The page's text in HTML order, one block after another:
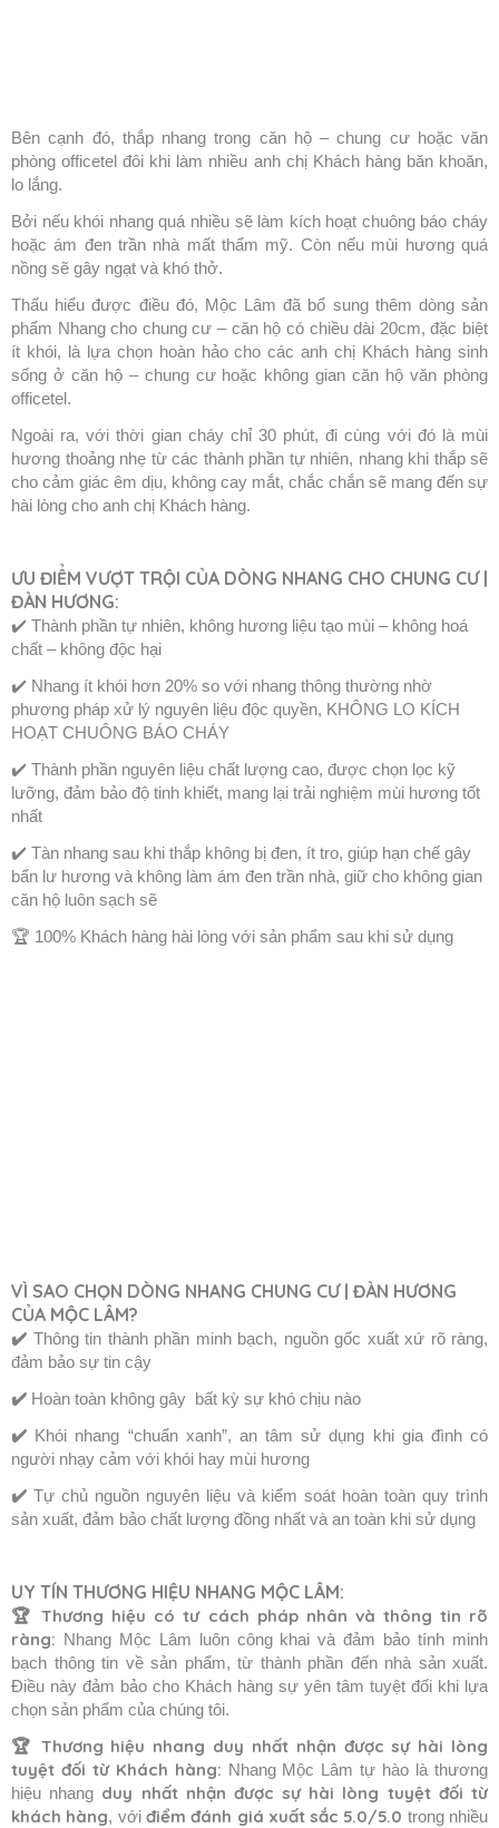
Bên cạnh đó, thắp nhang trong căn hộ – chung cư hoặc văn
phòng officetel đôi khi làm nhiều anh chị Khách hàng băn khoăn,
lo lắng.
Bởi nếu khói nhang quá nhiều sẽ làm kích hoạt chuông báo cháy
hoặc ám đen trần nhà mất thẩm mỹ. Còn nếu mùi hương quá
nồng sẽ gây ngạt và khó thở.
Thấu hiểu được điều đó, Mộc Lâm đã bổ sung thêm dòng sản
phẩm Nhang cho chung cư – căn hộ có chiều dài 20cm, đặc biệt
ít khói, là lựa chọn hoàn hảo cho các anh chị Khách hàng sinh
sống ở căn hộ – chung cư hoặc không gian căn hộ văn phòng
officetel.
Ngoài ra, với thời gian cháy chỉ 30 phút, đi cùng với đó là mùi
hương thoảng nhẹ từ các thành phần tự nhiên, nhang khi thắp sẽ
cho cảm giác êm dịu, không cay mắt, chắc chắn sẽ mang đến sự
hài lòng cho anh chị Khách hàng.
ƯU ĐIỂM VƯỢT TRỘI CỦA DÒNG NHANG CHO CHUNG CƯ |
ĐÀN HƯƠNG:
✔️ Thành phần tự nhiên, không hương liệu tạo mùi – không hoá
chất – không độc hại
✔️ Nhang ít khói hơn 20% so với nhang thông thường nhờ
phương pháp xử lý nguyên liệu độc quyền, KHÔNG LO KÍCH
HOẠT CHUÔNG BÁO CHÁY
✔️ Thành phần nguyên liệu chất lượng cao, được chọn lọc kỹ
lưỡng, đảm bảo độ tinh khiết, mang lại trải nghiệm mùi hương tốt
nhất
✔️ Tàn nhang sau khi thắp không bị đen, ít tro, giúp hạn chế gây
bẩn lư hương và không làm ám đen trần nhà, giữ cho không gian
căn hộ luôn sạch sẽ
🏆 100% Khách hàng hài lòng với sản phẩm sau khi sử dụng
VÌ SAO CHỌN DÒNG NHANG CHUNG CƯ | ĐÀN HƯƠNG
CỦA MỘC LÂM?
✔️ Thông tin thành phần minh bạch, nguồn gốc xuất xứ rõ ràng,
đảm bảo sự tin cậy
✔️ Hoàn toàn không gây bất kỳ sự khó chịu nào
✔️ Khói nhang “chuẩn xanh”, an tâm sử dụng khi gia đình có
người nhạy cảm với khói hay mùi hương
✔️ Tự chủ nguồn nguyên liệu và kiểm soát hoàn toàn quy trình
sản xuất, đảm bảo chất lượng đồng nhất và an toàn khi sử dụng
UY TÍN THƯƠNG HIỆU NHANG MỘC LÂM:
🏆 Thương hiệu có tư cách pháp nhân và thông tin rõ
ràng: Nhang Mộc Lâm luôn công khai và đảm bảo tính minh
bạch thông tin về sản phẩm, từ thành phần đến nhà sản xuất.
Điều này đảm bảo cho Khách hàng sự yên tâm tuyệt đối khi lựa
chọn sản phẩm của chúng tôi.
🏆 Thương hiệu nhang duy nhất nhận được sự hài lòng
tuyệt đối từ Khách hàng: Nhang Mộc Lâm tự hào là thương
hiệu nhang duy nhất nhận được sự hài lòng tuyệt đối từ
khách hàng, với điểm đánh giá xuất sắc 5.0/5.0 trong nhiều